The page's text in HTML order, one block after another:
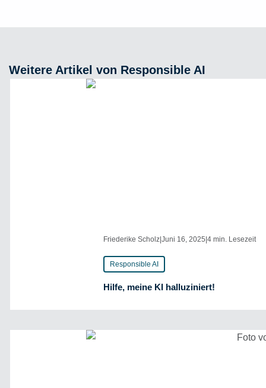
Weitere Artikel von Responsible AI
Friederike Scholz |Juni 16, 2025 |4 min. Lesezeit
Responsible AI
Hilfe, meine KI halluziniert!